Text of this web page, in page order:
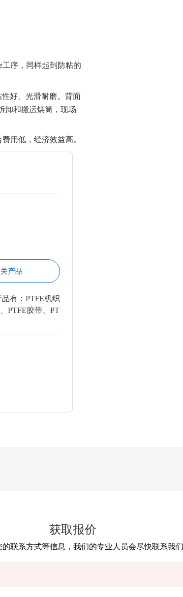
序，同样起到防粘的
好、光滑耐磨。背面
卸和搬运烘筒，现场
用低，经济效益高。
产品
有：PTFE机织
PTFE胶带、PT
获取报价
的联系方式等信息，我们的专业人员会尽快联系我